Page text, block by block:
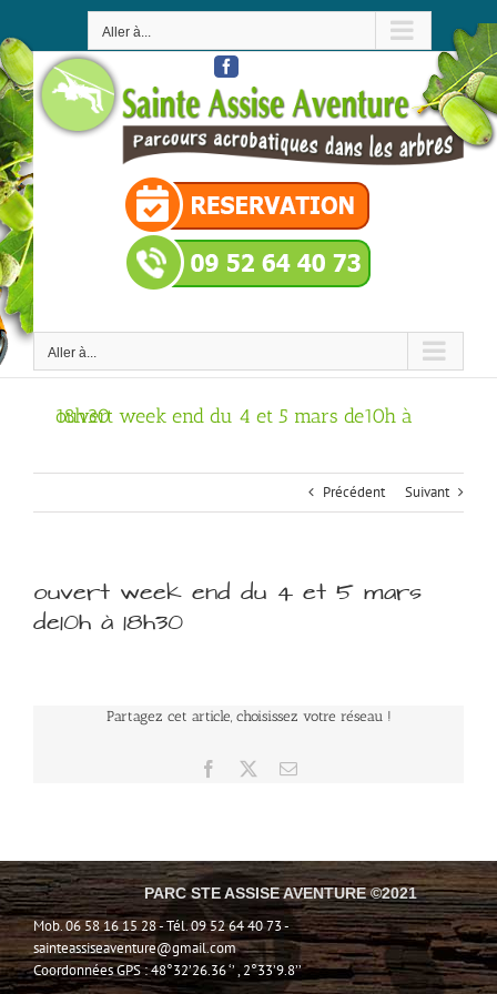
contenu
Aller à...
Facebook
Aller à...
ouvert week end du 4 et 5 mars de10h à 18h30
Précédent Suivant
ouvert week end du 4 et 5 mars
de10h à 18h30
Partagez cet article, choisissez votre réseau !
Facebook Email
PARC STE ASSISE AVENTURE ©2021
Mob. 06 58 16 15 28 - Tél. 09 52 64 40 73 -
sainteassiseaventure@gmail.com
Coordonnées GPS : 48°32’26.36 ‘’ , 2°33’9.8’’